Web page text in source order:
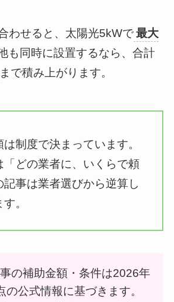
わせると、太陽光5kWで最大
も同時に設置するなら、合計
まで積み上がります。
制度で決まっています。
「どの業者に、いくらで頼
記事は業者選びから逆算し
。
の補助金額・条件は2026年
の公式情報に基づきます。